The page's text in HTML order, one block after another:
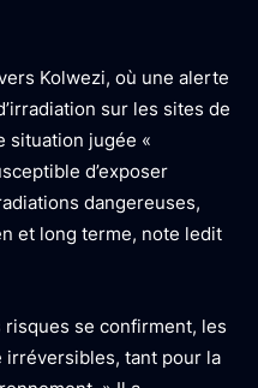
Kolwezi, où une alerte
sur les sites de
situation jugée «
d’exposer
dangereuses,
et long terme, note ledit
risques se confirment, les
tant pour la